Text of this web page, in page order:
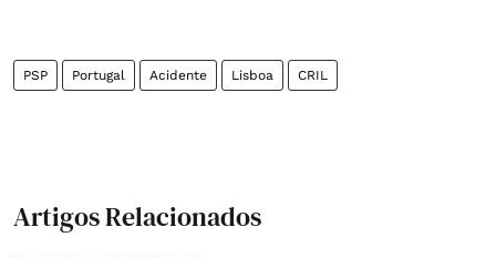
PSP Portugal Acidente Lisboa CRIL
Artigos Relacionados